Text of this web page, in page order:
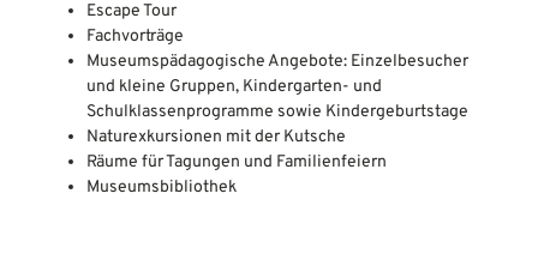
Escape Tour
Fachvorträge
Museumspädagogische Angebote: Einzelbesucher
und kleine Gruppen, Kindergarten- und
Schulklassenprogramme sowie Kindergeburtstage
Naturexkursionen mit der Kutsche
Räume für Tagungen und Familienfeiern
Museumsbibliothek